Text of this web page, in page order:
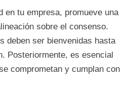
en tu empresa, promueve una
sobre el consenso.
deben ser bienvenidas hasta
Posteriormente, es esencial
comprometan y cumplan con